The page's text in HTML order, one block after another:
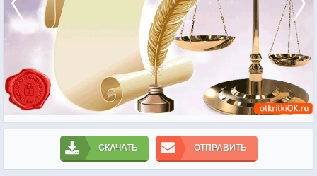
СКАЧАТЬ ОТПРАВИТЬ